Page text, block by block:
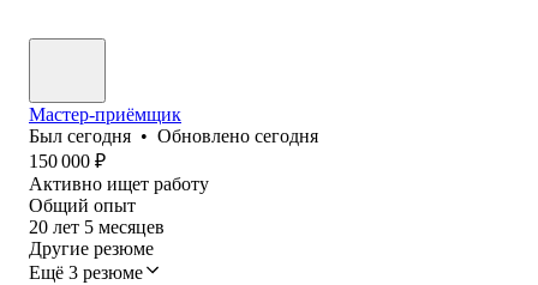
Мастер-приёмщик
Был сегодня • Обновлено сегодня
150 000 ₽
Активно ищет работу
Общий опыт
20 лет 5 месяцев
Другие резюме
Ещё 3 резюме